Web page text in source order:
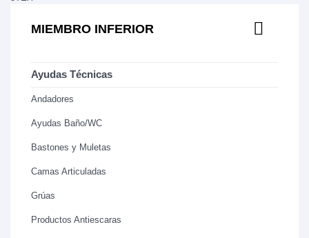
MIEMBRO INFERIOR
Ayudas Técnicas
Andadores
Ayudas Baño/WC
Bastones y Muletas
Camas Articuladas
Grúas
Productos Antiescaras